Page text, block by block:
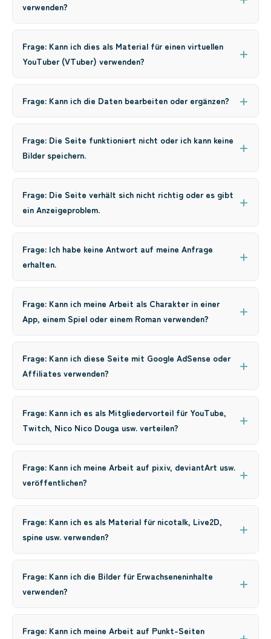
verwenden?
Frage: Kann ich dies als Material für einen virtuellen
YouTuber (VTuber) verwenden?
Frage: Kann ich die Daten bearbeiten oder ergänzen?
Frage: Die Seite funktioniert nicht oder ich kann keine
Bilder speichern.
Frage: Die Seite verhält sich nicht richtig oder es gibt
ein Anzeigeproblem.
Frage: Ich habe keine Antwort auf meine Anfrage
erhalten.
Frage: Kann ich meine Arbeit als Charakter in einer
App, einem Spiel oder einem Roman verwenden?
Frage: Kann ich diese Seite mit Google AdSense oder
Affiliates verwenden?
Frage: Kann ich es als Mitgliedervorteil für YouTube,
Twitch, Nico Nico Douga usw. verteilen?
Frage: Kann ich meine Arbeit auf pixiv, deviantArt usw.
veröffentlichen?
Frage: Kann ich es als Material für nicotalk, Live2D,
spine usw. verwenden?
Frage: Kann ich die Bilder für Erwachseneninhalte
verwenden?
Frage: Kann ich meine Arbeit auf Punkt-Seiten